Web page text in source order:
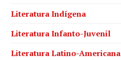
Literatura Indígena
Literatura Infanto-Juvenil
Literatura Latino-Americana